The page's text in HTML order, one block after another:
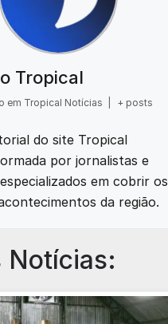
Tropical
em Tropical Notícias + posts
do site Tropical
por jornalistas e
em cobrir os
da região.
Notícias: